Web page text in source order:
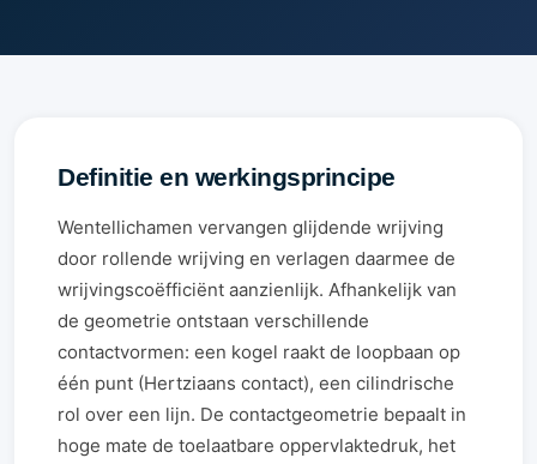
Definitie en werkingsprincipe
Wentellichamen vervangen glijdende wrijving
door rollende wrijving en verlagen daarmee de
wrijvingscoëfficiënt aanzienlijk. Afhankelijk van
de geometrie ontstaan verschillende
contactvormen: een kogel raakt de loopbaan op
één punt (Hertziaans contact), een cilindrische
rol over een lijn. De contactgeometrie bepaalt in
hoge mate de toelaatbare oppervlaktedruk, het